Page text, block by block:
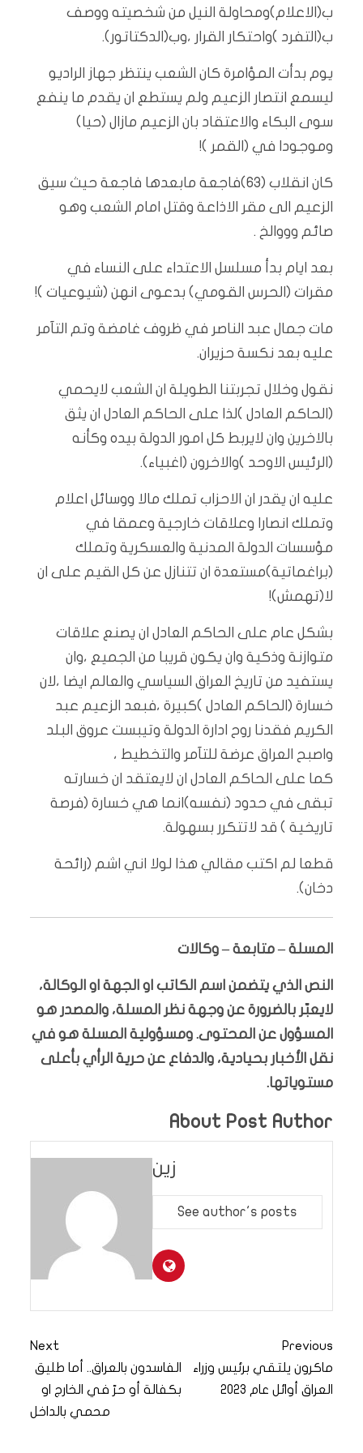
ب(الاعلام)ومحاولة النيل من شخصيته ووصف
ب(التفرد )واحتكار القرار ،وب(الدكتاتور).
يوم بدأت المؤامرة كان الشعب ينتظر جهاز الراديو
ليسمع انتصار الزعيم ولم يستطع ان يقدم ما ينفع
سوى البكاء والاعتقاد بان الزعيم مازال (حيا)
وموجودا في (القمر )!
كان انقلاب (63)فاجعة مابعدها فاجعة حيث سيق
الزعيم الى مقر الاذاعة وقتل امام الشعب وهو
صائم وووالخ .
بعد ايام بدأ مسلسل الاعتداء على النساء في
مقرات (الحرس القومي) بدعوى انهن (شيوعيات )!
مات جمال عبد الناصر في ظروف غامضة وتم التآمر
عليه بعد نكسة حزيران.
نقول وخلال تجربتنا الطويلة ان الشعب لايحمي
(الحاكم العادل )لذا على الحاكم العادل ان يثق
بالاخرين وان لايربط كل امور الدولة بيده وكأنه
(الرئيس الاوحد )والاخرون (اغبياء).
عليه ان يقدر ان الاحزاب تملك مالا ووسائل اعلام
وتملك انصارا وعلاقات خارجية وعمقا في
مؤسسات الدولة المدنية والعسكرية وتملك
(براغماتية)مستعدة ان تتنازل عن كل القيم على ان
لا(تهمش)!
بشكل عام على الحاكم العادل ان يصنع علاقات
متوازنة وذكية وان يكون قريبا من الجميع ،وان
يستفيد من تاريخ العراق السياسي والعالم ايضا ،لان
خسارة (الحاكم العادل )كبيرة ،فبعد الزعيم عبد
الكريم فقدنا روح ادارة الدولة وتيبست عروق البلد
واصبح العراق عرضة للتآمر والتخطيط ،
كما على الحاكم العادل ان لايعتقد ان خسارته
تبقى في حدود (نفسه)انما هي خسارة (فرصة
تاريخية ) قد لاتتكرر بسهولة.
قطعا لم اكتب مقالي هذا لولا اني اشم (رائحة
دخان).
المسلة – متابعة – وكالات
النص الذي يتضمن اسم الكاتب او الجهة او الوكالة،
لايعبّر بالضرورة عن وجهة نظر المسلة، والمصدر هو
المسؤول عن المحتوى. ومسؤولية المسلة هو في
نقل الأخبار بحيادية، والدفاع عن حرية الرأي بأعلى
مستوياتها.
About Post Author
زين
See author's posts
Previous
ماكرون يلتقي برئيس وزراء
العراق أوائل عام 2023
Next
الفاسدون بالعراق.. أما طليق
بكفالة أو حرّ في الخارج او
محمي بالداخل